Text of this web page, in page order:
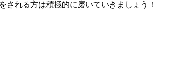
れる方は積極的に磨いていきましょう！